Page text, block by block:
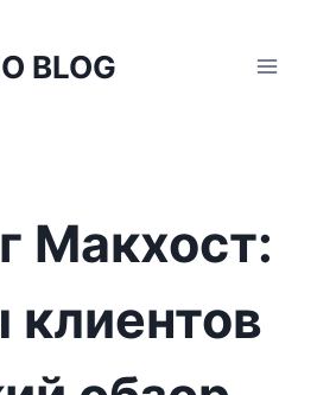
BLOG
Макхост: